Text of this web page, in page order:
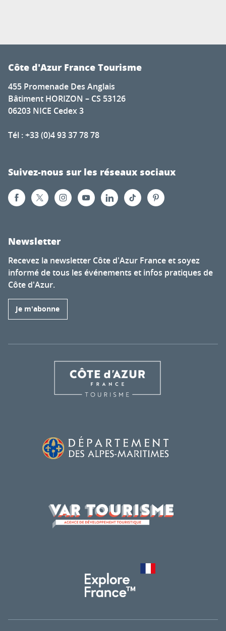
Côte d'Azur France Tourisme
455 Promenade Des Anglais
Bâtiment HORIZON – CS 53126
06203 NICE Cedex 3
Tél : +33 (0)4 93 37 78 78
Suivez-nous sur les réseaux sociaux
Newsletter
Recevez la newsletter Côte d'Azur France et soyez
informé de tous les événements et infos pratiques de
Côte d'Azur.
Je m'abonne